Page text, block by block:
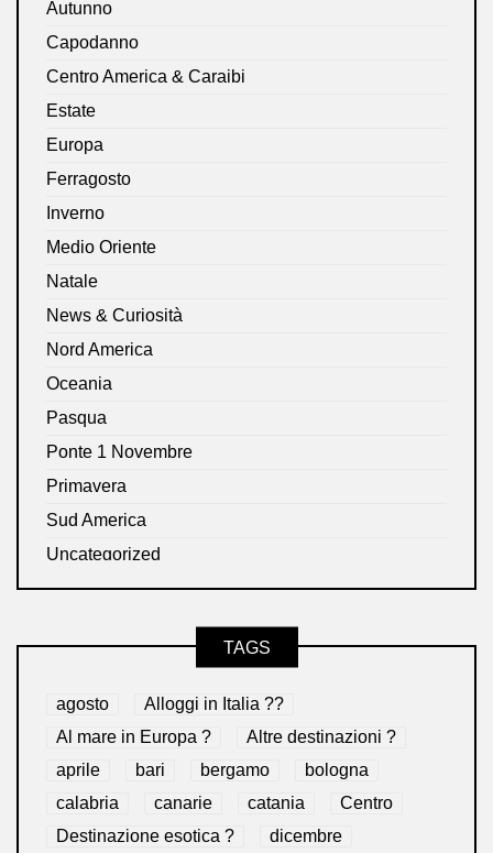
Autunno
Capodanno
Centro America & Caraibi
Estate
Europa
Ferragosto
Inverno
Medio Oriente
Natale
News & Curiosità
Nord America
Oceania
Pasqua
Ponte 1 Novembre
Primavera
Sud America
Uncategorized
TAGS
agosto
Alloggi in Italia ??
Al mare in Europa ?️
Altre destinazioni ?
aprile
bari bergamo
bologna
calabria
canarie catania
Centro
Destinazione esotica ?
dicembre